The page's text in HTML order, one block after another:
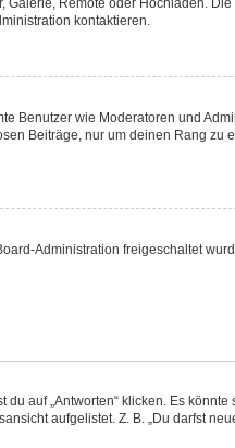
Galerie, Remote oder Hochladen.
kontaktieren.
Benutzer wie Moderatoren und
Beiträge, nur um deinen Rang
Administration freigeschaltet
auf „Antworten“ klicken. Es
aufgelistet. Z. B. „Du darfst